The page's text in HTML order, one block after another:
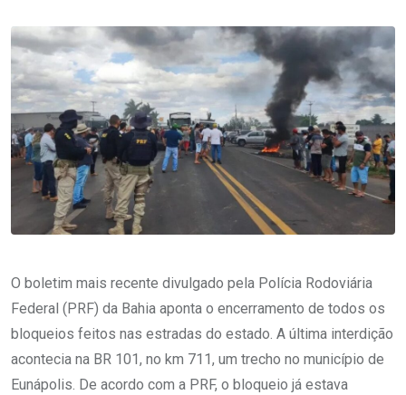
O boletim mais recente divulgado pela Polícia Rodoviária
Federal (PRF) da Bahia aponta o encerramento de todos os
bloqueios feitos nas estradas do estado. A última interdição
acontecia na BR 101, no km 711, um trecho no município de
Eunápolis. De acordo com a PRF, o bloqueio já estava